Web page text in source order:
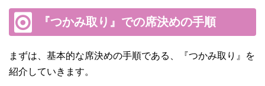
『つかみ取り』での席決めの手順
まずは、基本的な席決めの手順である、『つかみ取り』を
紹介していきます。